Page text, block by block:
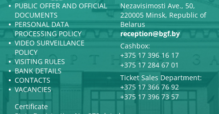
PUBLIC OFFER AND OFFICIAL
DOCUMENTS
PERSONAL DATA
PROCESSING POLICY
VIDEO SURVEILLANCE
POLICY
VISITING RULES
BANK DETAILS
CONTACTS
VACANCIES
Nezavisimosti Ave., 50,
220005 Minsk, Republic of
Belarus
reception@bgf.by
Cashbox:
+375 17 396 16 17
+375 17 284 67 01
Ticket Sales Department:
+375 17 366 76 92
+375 17 396 73 57
Certificate